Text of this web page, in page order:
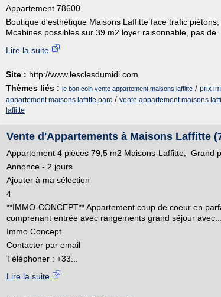
Appartement 78600
Boutique d'esthétique Maisons Laffitte face trafic
Mcabines possibles sur 39 m2 loyer raisonnable, pas de...
Lire la suite
Site : http://www.lesclesdumidi.com
Thèmes liés : le bon coin vente appartement maisons laffitte / prix
appartement maisons laffitte parc / vente appartement maisons
laffitte
Vente d'Appartements à Maisons Laffitte
Appartement 4 pièces 79,5 m2 Maisons-Laffitte, Grand
Annonce - 2 jours
Ajouter à ma sélection
4
**IMMO-CONCEPT** Appartement coup de coeur en
comprenant entrée avec rangements grand séjour avec...
Immo Concept
Contacter par email
Téléphoner : +33...
Lire la suite